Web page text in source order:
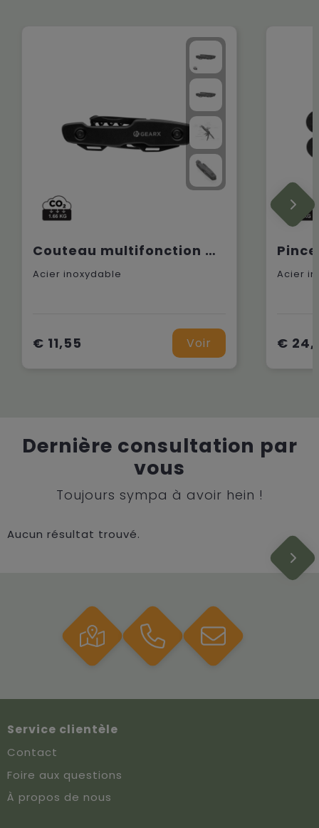
Couteau multifonction Gear X
Acier inoxydable
€ 11,55 Voir
Acier
€
Dernière consultation par
vous
Toujours sympa à avoir hein !
Aucun résultat trouvé.
Service clientèle
Contact
Foire aux questions
À propos de nous